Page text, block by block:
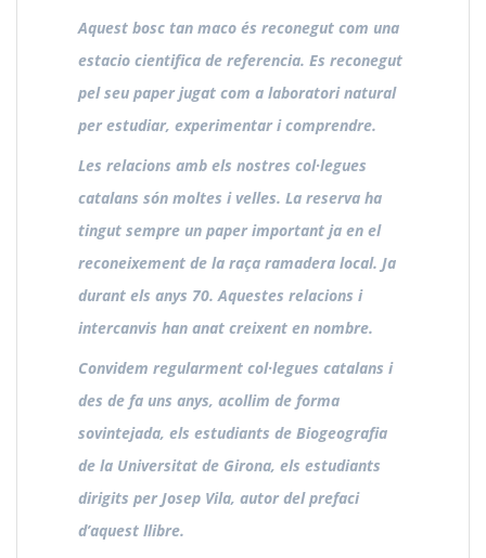
Aquest bosc tan maco és reconegut com una
estacio cientifica de referencia. Es reconegut
pel seu paper jugat com a laboratori natural
per estudiar, experimentar i comprendre.
Les relacions amb els nostres col·legues
catalans són moltes i velles. La reserva ha
tingut sempre un paper important ja en el
reconeixement de la raça ramadera local. Ja
durant els anys 70. Aquestes relacions i
intercanvis han anat creixent en nombre.
Convidem regularment col·legues catalans i
des de fa uns anys, acollim de forma
sovintejada, els estudiants de Biogeografia
de la Universitat de Girona, els estudiants
dirigits per Josep Vila, autor del prefaci
d’aquest llibre.